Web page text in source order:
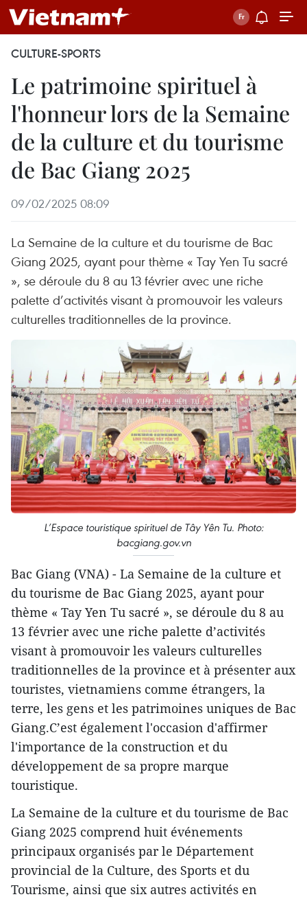
CULTURE-SPORTS
Le patrimoine spirituel à
l'honneur lors de la Semaine
de la culture et du tourisme
de Bac Giang 2025
09/02/2025 08:09
La Semaine de la culture et du tourisme de Bac
Giang 2025, ayant pour thème « Tay Yen Tu sacré
», se déroule du 8 au 13 février avec une riche
palette d’activités visant à promouvoir les valeurs
culturelles traditionnelles de la province.
L’Espace touristique spirituel de Tây Yên Tu. Photo:
bacgiang.gov.vn
Bac Giang (VNA) - La Semaine de la culture et
du tourisme de Bac Giang 2025, ayant pour
thème « Tay Yen Tu sacré », se déroule du 8 au
13 février avec une riche palette d’activités
visant à promouvoir les valeurs culturelles
traditionnelles de la province et à présenter aux
touristes, vietnamiens comme étrangers, la
terre, les gens et les patrimoines uniques de Bac
Giang.C’est également l'occasion d'affirmer
l'importance de la construction et du
développement de sa propre marque
touristique.
La Semaine de la culture et du tourisme de Bac
Giang 2025 comprend huit événements
principaux organisés par le Département
provincial de la Culture, des Sports et du
Tourisme, ainsi que six autres activités en